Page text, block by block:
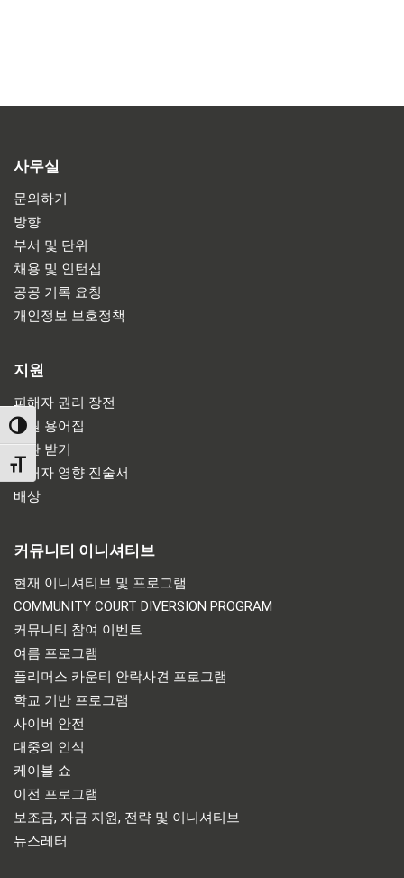
TOGGLE HIGH CONTRAST
TOGGLE FONT SIZE
사무실
문의하기
방향
부서 및 단위
채용 및 인턴십
공공 기록 요청
개인정보 보호정책
지원
피해자 권리 장전
법원 용어집
소환 받기
피해자 영향 진술서
배상
커뮤니티 이니셔티브
현재 이니셔티브 및 프로그램
COMMUNITY COURT DIVERSION PROGRAM
커뮤니티 참여 이벤트
여름 프로그램
플리머스 카운티 안락사견 프로그램
학교 기반 프로그램
사이버 안전
대중의 인식
케이블 쇼
이전 프로그램
보조금, 자금 지원, 전략 및 이니셔티브
뉴스레터